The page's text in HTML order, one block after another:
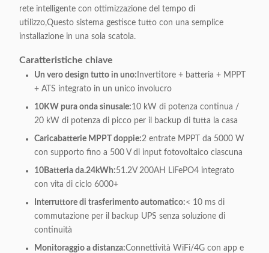
rete intelligente con ottimizzazione del tempo di
utilizzo,Questo sistema gestisce tutto con una semplice
installazione in una sola scatola.
Caratteristiche chiave
Un vero design tutto in uno: Invertitore + batteria + MPPT
+ ATS integrato in un unico involucro
10KW pura onda sinusale:10 kW di potenza continua /
20 kW di potenza di picco per il backup di tutta la casa
Caricabatterie MPPT doppie:2 entrate MPPT da 5000 W
con supporto fino a 500 V di input fotovoltaico ciascuna
10Batteria da.24kWh:51.2V 200AH LiFePO4 integrato
con vita di ciclo 6000+
Interruttore di trasferimento automatico:< 10 ms di
commutazione per il backup UPS senza soluzione di
continuità
Monitoraggio a distanza:Connettività WiFi/4G con app e